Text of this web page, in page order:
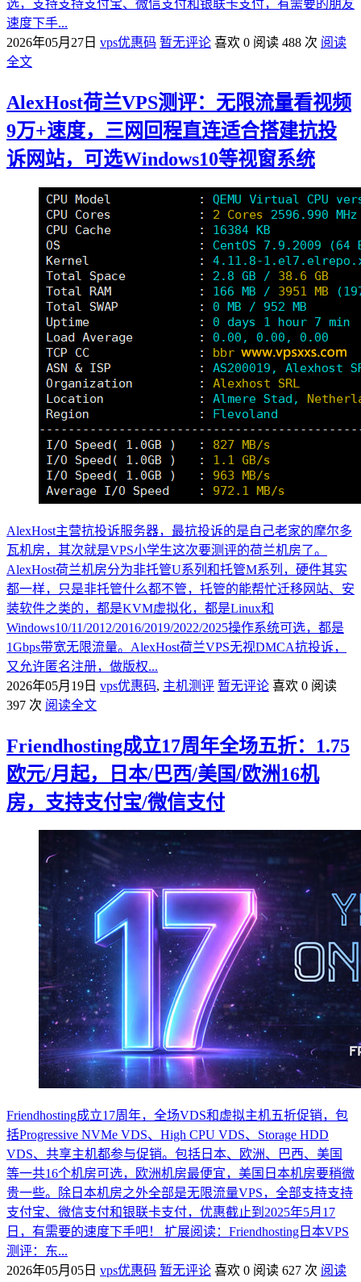
选，支持支持支付宝、微信支付和银联卡支付，有需要的朋友
速度下手...
2026年05月27日 vps优惠码 暂无评论 喜欢 0 阅读 488 次 阅读
全文
AlexHost荷兰VPS测评：无限流量看视频
9万+速度，三网回程直连适合搭建抗投
诉网站，可选Windows10等视窗系统
AlexHost主营抗投诉服务器，最抗投诉的是自己老家的摩尔多
瓦机房，其次就是VPS小学生这次要测评的荷兰机房了。
AlexHost荷兰机房分为非托管U系列和托管M系列，硬件其实
都一样，只是非托管什么都不管，托管的能帮忙迁移网站、安
装软件之类的，都是KVM虚拟化，都是Linux和
Windows10/11/2012/2016/2019/2022/2025操作系统可选，都是
1Gbps带宽无限流量。AlexHost荷兰VPS无视DMCA抗投诉，
又允许匿名注册，做版权...
2026年05月19日 vps优惠码, 主机测评 暂无评论 喜欢 0 阅读
397 次 阅读全文
Friendhosting成立17周年全场五折：1.75
欧元/月起，日本/巴西/美国/欧洲16机
房，支持支付宝/微信支付
Friendhosting成立17周年，全场VDS和虚拟主机五折促销，包
括Progressive NVMe VDS、High CPU VDS、Storage HDD
VDS、共享主机都参与促销。包括日本、欧洲、巴西、美国
等一共16个机房可选，欧洲机房最便宜，美国日本机房要稍微
贵一些。除日本机房之外全部是无限流量VPS，全部支持支持
支付宝、微信支付和银联卡支付，优惠截止到2025年5月17
日，有需要的速度下手吧！ 扩展阅读：Friendhosting日本VPS
测评：东...
2026年05月05日 vps优惠码 暂无评论 喜欢 0 阅读 627 次 阅读